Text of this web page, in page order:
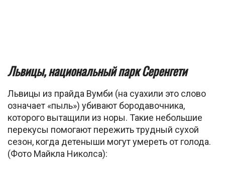
Львицы, национальный парк Серенгети
Львицы из прайда Вумби (на суахили это слово
означает «пыль») убивают бородавочника,
которого вытащили из норы. Такие небольшие
перекусы помогают пережить трудный сухой
сезон, когда детеныши могут умереть от голода.
(Фото Майкла Николса):